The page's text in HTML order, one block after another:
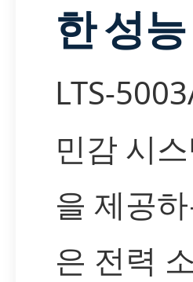
한 성능
LTS-
민감 시
을 제공
은 전력